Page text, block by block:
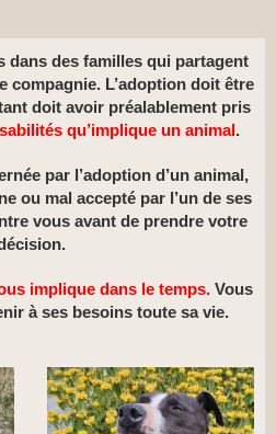
dans des familles qui partagent
compagnie. L’adoption doit être
doit avoir préalablement pris
qu’implique un animal.
par l’adoption d’un animal,
ou mal accepté par l’un de ses
vous avant de prendre votre
implique dans le temps.Vous
à ses besoins toute sa vie.